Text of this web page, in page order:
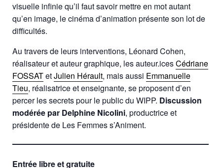
visuelle infinie qu’il faut savoir mettre en mot autant
qu’en image, le cinéma d’animation présente son lot de
difficultés.
Au travers de leurs interventions, Léonard Cohen,
réalisateur et auteur graphique, les auteur.icesCédriane
FOSSATetJulien Hérault, mais aussi Emmanuelle
Tieu, réalisatrice et enseignante, se proposent d’en
percer les secrets pour le public du WIPP. Discussion
modérée par Delphine Nicolini, productrice et
présidente de Les Femmes s’Animent.
Entrée libre et gratuite